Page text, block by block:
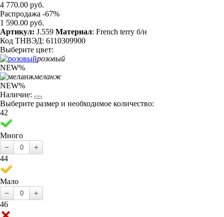
4 770.00 руб.
Распродажа -67%
1 590.00 руб.
Артикул: J.559 Материал: French terry б/н
Код ТНВЭД: 6110309900
Выберите цвет:
розовый
NEW%
меланж
NEW%
Наличие:
Выберите размер и необходимое количество:
42
Много
44
Мало
46